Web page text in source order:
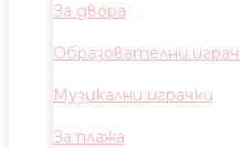
За двора
Образователни
Музикални играчки
За плажа